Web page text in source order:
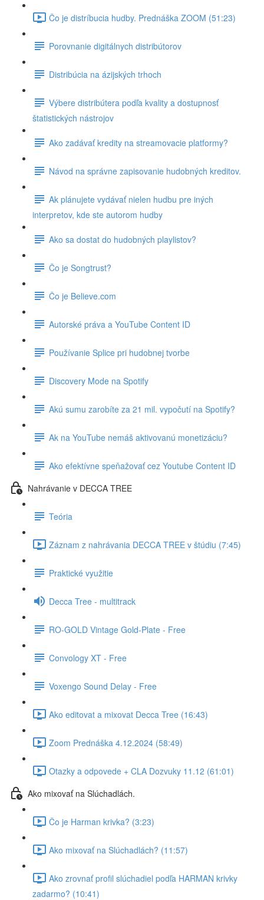
Čo je distríbucia hudby. Prednáška ZOOM (51:23)
Porovnanie digitálnych distribútorov
Distribúcia na ázijských trhoch
Výbere distribútera podľa kvality a dostupnosť
štatistických nástrojov
Ako zadávať kredity na streamovacie platformy?
Návod na správne zapisovanie hudobných kreditov.
Ak plánujete vydávať nielen hudbu pre iných
interpretov, kde ste autorom hudby
Ako sa dostat do hudobných playlistov?
Čo je Songtrust?
Čo je Believe.com
Autorské práva a YouTube Content ID
Používanie Splice pri hudobnej tvorbe
Discovery Mode na Spotify
Akú sumu zarobíte za 21 mil. vypočutí na Spotify?
Ak na YouTube nemáš aktivovanú monetizáciu?
Ako efektívne speňažovať cez Youtube Content ID
Nahrávanie v DECCA TREE
Teória
Záznam z nahrávania DECCA TREE v štúdiu (7:45)
Praktické využitie
Decca Tree - multitrack
RO-GOLD Vintage Gold-Plate - Free
Convology XT - Free
Voxengo Sound Delay - Free
Ako editovat a mixovat Decca Tree (16:43)
Zoom Prednáška 4.12.2024 (58:49)
Otazky a odpovede + CLA Dozvuky 11.12 (61:01)
Ako mixovať na Slúchadlách.
Čo je Harman krivka? (3:23)
Ako mixovať na Slúchadlách? (11:57)
Ako zrovnať profil slúchadiel podľa HARMAN krivky
zadarmo? (10:41)